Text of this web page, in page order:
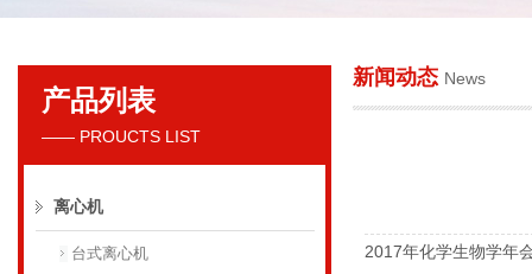
贝克曼库尔特国际贸易（上海）有限公司
产品列表
—— PROUCTS LIST
离心机
台式离心机
新闻动态 News
2017年化学生物学年